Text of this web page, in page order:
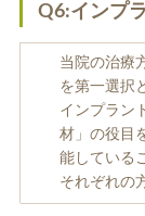
Q6:インプ
当院の治療
を第一選択
インプラン
材」の役目
能している
それぞれの